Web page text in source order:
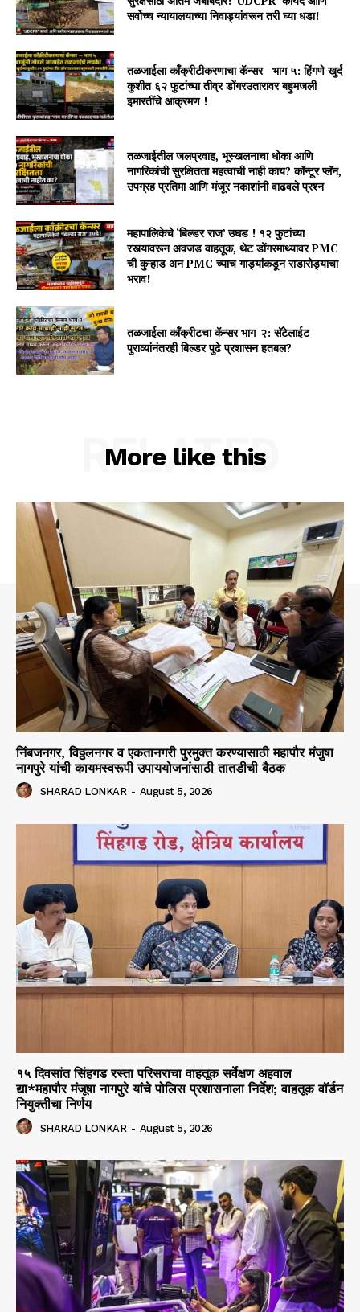
सर्वोच्च न्यायालयाच्या निवाड्यांवरून तरी घ्या धडा!
तळजाईला काँक्रीटीकरणाचा कॅन्सर—भाग ५: हिंगणे खुर्द
कुशीत ६२ फुटांच्या तीव्र डोंगरउतारावर बहुमजली
इमारतींचे आक्रमण !
तळजाईतील जलप्रवाह, भूस्खलनाचा धोका आणि
नागरिकांची सुरक्षितता महत्वाची नाही काय? कॉन्टूर प्लॅन,
उपग्रह प्रतिमा आणि मंजूर नकाशांनी वाढवले प्रश्न
महापालिकेचे ‘बिल्डर राज’ उघड ! १२ फुटांच्या
रस्त्यावरून अवजड वाहतूक, थेट डोंगरमाथ्यावर PMC
ची कुऱ्हाड अन PMC च्याच गाड्यांकडून राडारोड्याचा
भराव!
तळजाईला कॉंक्रीटचा कॅन्सर भाग-२: सॅटेलाईट
पुराव्यांनंतरही बिल्डर पुढे प्रशासन हतबल?
More like this
RELATED
निंबजनगर, विठ्ठलनगर व एकतानगरी पुरमुक्त करण्यासाठी महापौर मंजुषा
नागपुरे यांची कायमस्वरूपी उपाययोजनांसाठी तातडीची बैठक
SHARAD LONKAR - August 5, 2026
१५ दिवसांत सिंहगड रस्ता परिसराचा वाहतूक सर्वेक्षण अहवाल
द्या*महापौर मंजूषा नागपुरे यांचे पोलिस प्रशासनाला निर्देश; वाहतूक वॉर्डन
नियुक्तीचा निर्णय
SHARAD LONKAR - August 5, 2026